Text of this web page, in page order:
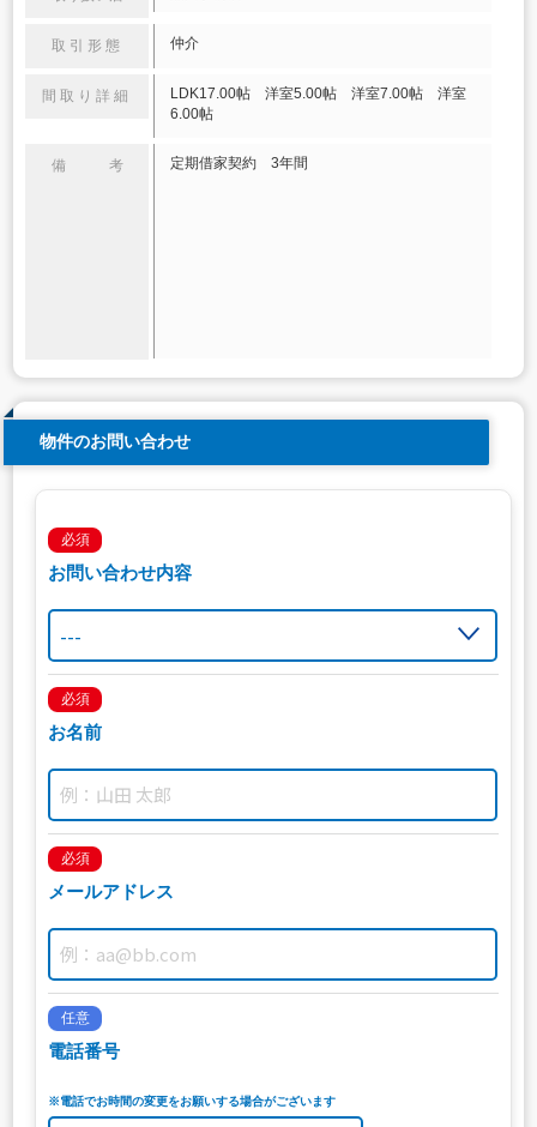
取引形態 仲介
間取り詳細
LDK17.00帖 洋室5.00帖 洋室7.00帖 洋室
6.00帖
備 考 定期借家契約 3年間
物件のお問い合わせ
必須
お問い合わせ内容
必須
お名前
必須
メールアドレス
任意
電話番号
※電話でお時間の変更をお願いする場合がございます